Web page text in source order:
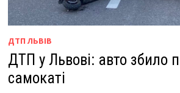
ДТП ЛЬВІВ
ДТП у Львові: авто збило
самокаті